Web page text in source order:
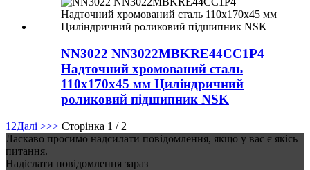
NN3022 NN3022MBKRE44CC1P4
Надточний хромований сталь
110x170x45 мм Циліндричний
роликовий підшипник NSK
1 2Далі >>> Сторінка 1 / 2
Ласкаво просимо надсилати повідомлення, якщо у вас є якісь
питання.
Надіслати повідомлення зараз